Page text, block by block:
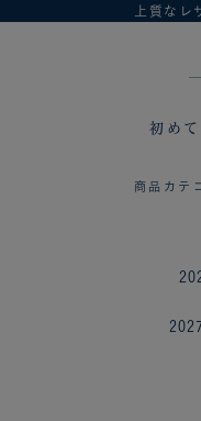
上質な
初め
商品カテ